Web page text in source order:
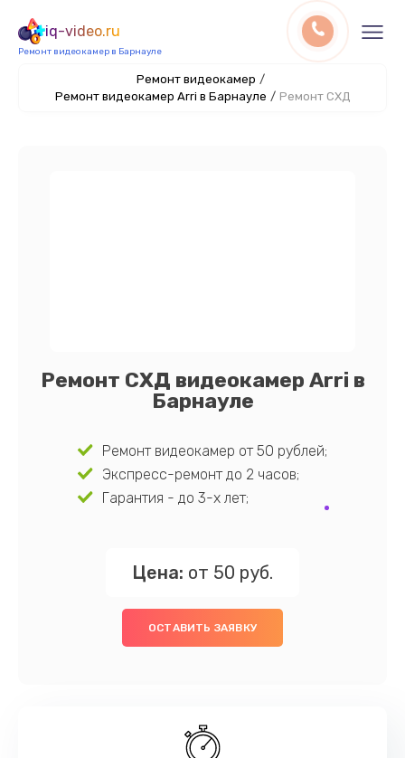
iq-video.ru
Ремонт видеокамер в Барнауле
Ремонт видеокамер /
Ремонт видеокамер Arri в Барнауле / Ремонт СХД
Ремонт СХД видеокамер Arri в
Барнауле
Ремонт видеокамер от 50 рублей;
Экспресс-ремонт до 2 часов;
Гарантия - до 3-х лет;
Цена: от 50 руб.
ОСТАВИТЬ ЗАЯВКУ